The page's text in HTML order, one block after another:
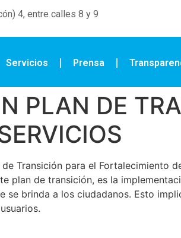
4, entre calles 8 y 9
Servicios Prensa
PLAN DE
Transición para el Fortalecimiento
plan de transición, es la
se brinda a los ciudadanos. Esto